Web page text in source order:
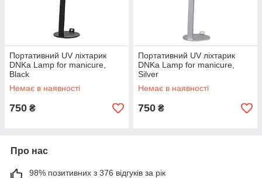
Портативний UV ліхтарик
DNKa Lamp for manicure,
Black
Немає в наявності
750 ₴
Портативний UV ліхтарик
DNKa Lamp for manicure,
Silver
Немає в наявності
750 ₴
Про нас
98% позитивних з 376 відгуків за рік